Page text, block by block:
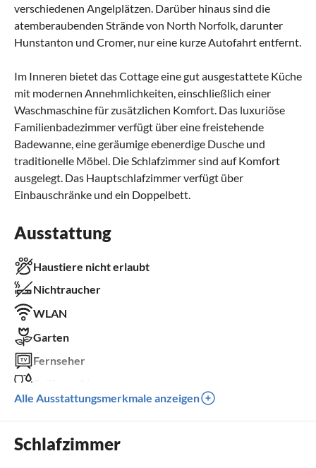
verschiedenen Angelplätzen. Darüber hinaus sind die
atemberaubenden Strände von North Norfolk, darunter
Hunstanton und Cromer, nur eine kurze Autofahrt entfernt.
Im Inneren bietet das Cottage eine gut ausgestattete Küche
mit modernen Annehmlichkeiten, einschließlich einer
Waschmaschine für zusätzlichen Komfort. Das luxuriöse
Familienbadezimmer verfügt über eine freistehende
Badewanne, eine geräumige ebenerdige Dusche und
traditionelle Möbel. Die Schlafzimmer sind auf Komfort
ausgelegt. Das Hauptschlafzimmer verfügt über
Einbauschränke und ein Doppelbett.
Ausstattung
Haustiere nicht erlaubt
Nichtraucher
WLAN
Garten
Fernseher
Waschmaschine
Parkplatz
Alle Ausstattungsmerkmale anzeigen
Schlafzimmer